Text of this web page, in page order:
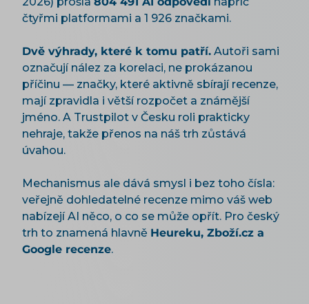
čtyřmi platformami a 1 926 značkami.
Dvě výhrady, které k tomu patří. Autoři sami
označují nález za korelaci, ne prokázanou
příčinu — značky, které aktivně sbírají recenze,
mají zpravidla i větší rozpočet a známější
jméno. A Trustpilot v Česku roli prakticky
nehraje, takže přenos na náš trh zůstává
úvahou.
Mechanismus ale dává smysl i bez toho čísla:
veřejně dohledatelné recenze mimo váš web
nabízejí AI něco, o co se může opřít. Pro český
trh to znamená hlavně Heureku, Zboží.cz a
Google recenze.